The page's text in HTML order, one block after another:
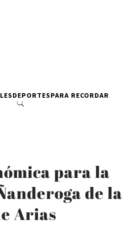
DEPORTESPARA RECORDAR
para la
de la
Arias